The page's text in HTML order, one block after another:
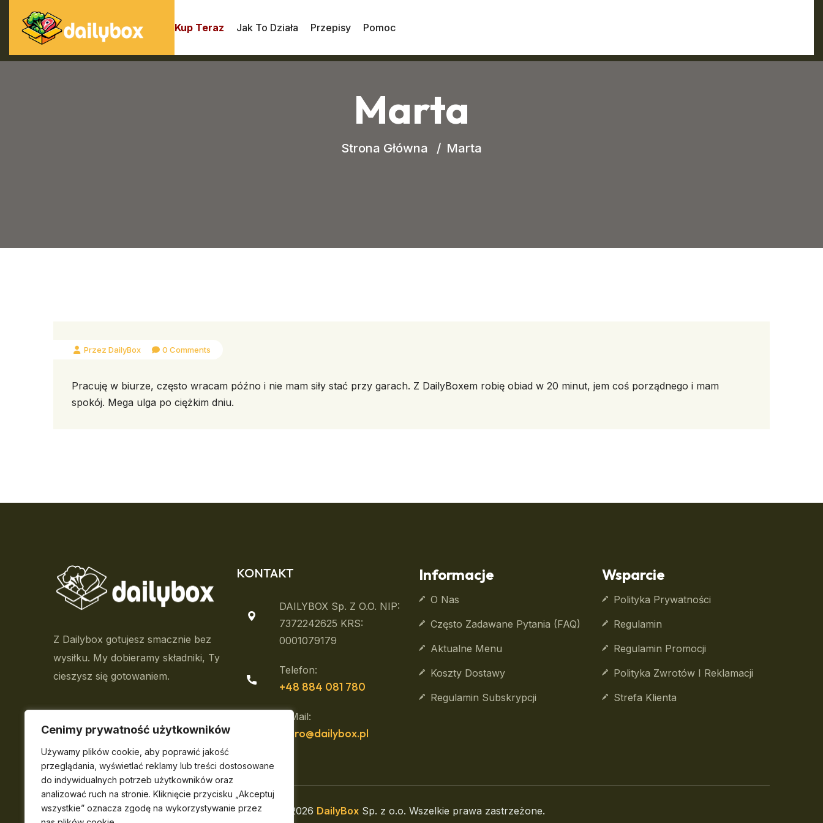
Cenimy prywatność użytkowników
Używamy plików cookie, aby poprawić jakość
przeglądania, wyświetlać reklamy lub treści dostosowane
do indywidualnych potrzeb użytkowników oraz
analizować ruch na stronie. Kliknięcie przycisku „Akceptuj
wszystkie” oznacza zgodę na wykorzystywanie przez
Kup Teraz Jak To Działa Przepisy Pomoc
Marta
Strona Główna Marta
Przez DailyBox 0 Comments
Pracuję w biurze, często wracam późno i nie mam siły stać przy garach. Z DailyBoxem robię obiad w 20 minut, jem coś porządnego i mam
spokój. Mega ulga po ciężkim dniu.
Z Dailybox gotujesz smacznie bez
wysiłku. My dobieramy składniki, Ty
cieszysz się gotowaniem.
KONTAKT
DAILYBOX Sp. Z O.o. NIP:
7372242625 KRS:
0001079179
Telefon:
+48 884 081 780
E-Mail:
biuro@dailybox.pl
Informacje
O Nas
Często Zadawane Pytania (FAQ)
Aktualne Menu
Koszty Dostawy
Regulamin Subskrypcji
Wsparcie
Polityka Prywatności
Regulamin
Regulamin Promocji
Polityka Zwrotów I Reklamacji
Strefa Klienta
© 2026 DailyBox Sp. z o.o. Wszelkie prawa zastrzeżone.